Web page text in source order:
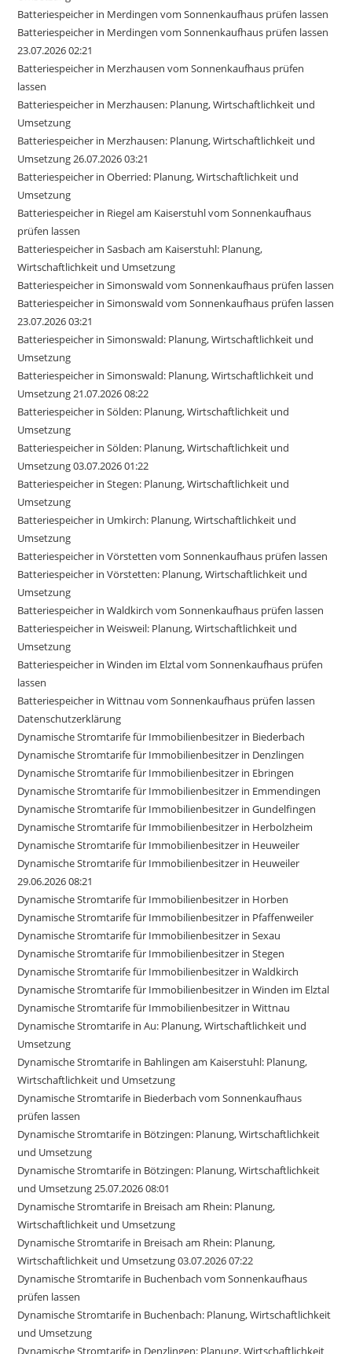
Batteriespeicher in Merdingen vom Sonnenkaufhaus prüfen lassen
Batteriespeicher in Merdingen vom Sonnenkaufhaus prüfen lassen
23.07.2026 02:21
Batteriespeicher in Merzhausen vom Sonnenkaufhaus prüfen
lassen
Batteriespeicher in Merzhausen: Planung, Wirtschaftlichkeit und
Umsetzung
Batteriespeicher in Merzhausen: Planung, Wirtschaftlichkeit und
Umsetzung 26.07.2026 03:21
Batteriespeicher in Oberried: Planung, Wirtschaftlichkeit und
Umsetzung
Batteriespeicher in Riegel am Kaiserstuhl vom Sonnenkaufhaus
prüfen lassen
Batteriespeicher in Sasbach am Kaiserstuhl: Planung,
Wirtschaftlichkeit und Umsetzung
Batteriespeicher in Simonswald vom Sonnenkaufhaus prüfen lassen
Batteriespeicher in Simonswald vom Sonnenkaufhaus prüfen lassen
23.07.2026 03:21
Batteriespeicher in Simonswald: Planung, Wirtschaftlichkeit und
Umsetzung
Batteriespeicher in Simonswald: Planung, Wirtschaftlichkeit und
Umsetzung 21.07.2026 08:22
Batteriespeicher in Sölden: Planung, Wirtschaftlichkeit und
Umsetzung
Batteriespeicher in Sölden: Planung, Wirtschaftlichkeit und
Umsetzung 03.07.2026 01:22
Batteriespeicher in Stegen: Planung, Wirtschaftlichkeit und
Umsetzung
Batteriespeicher in Umkirch: Planung, Wirtschaftlichkeit und
Umsetzung
Batteriespeicher in Vörstetten vom Sonnenkaufhaus prüfen lassen
Batteriespeicher in Vörstetten: Planung, Wirtschaftlichkeit und
Umsetzung
Batteriespeicher in Waldkirch vom Sonnenkaufhaus prüfen lassen
Batteriespeicher in Weisweil: Planung, Wirtschaftlichkeit und
Umsetzung
Batteriespeicher in Winden im Elztal vom Sonnenkaufhaus prüfen
lassen
Batteriespeicher in Wittnau vom Sonnenkaufhaus prüfen lassen
Datenschutzerklärung
Dynamische Stromtarife für Immobilienbesitzer in Biederbach
Dynamische Stromtarife für Immobilienbesitzer in Denzlingen
Dynamische Stromtarife für Immobilienbesitzer in Ebringen
Dynamische Stromtarife für Immobilienbesitzer in Emmendingen
Dynamische Stromtarife für Immobilienbesitzer in Gundelfingen
Dynamische Stromtarife für Immobilienbesitzer in Herbolzheim
Dynamische Stromtarife für Immobilienbesitzer in Heuweiler
Dynamische Stromtarife für Immobilienbesitzer in Heuweiler
29.06.2026 08:21
Dynamische Stromtarife für Immobilienbesitzer in Horben
Dynamische Stromtarife für Immobilienbesitzer in Pfaffenweiler
Dynamische Stromtarife für Immobilienbesitzer in Sexau
Dynamische Stromtarife für Immobilienbesitzer in Stegen
Dynamische Stromtarife für Immobilienbesitzer in Waldkirch
Dynamische Stromtarife für Immobilienbesitzer in Winden im Elztal
Dynamische Stromtarife für Immobilienbesitzer in Wittnau
Dynamische Stromtarife in Au: Planung, Wirtschaftlichkeit und
Umsetzung
Dynamische Stromtarife in Bahlingen am Kaiserstuhl: Planung,
Wirtschaftlichkeit und Umsetzung
Dynamische Stromtarife in Biederbach vom Sonnenkaufhaus
prüfen lassen
Dynamische Stromtarife in Bötzingen: Planung, Wirtschaftlichkeit
und Umsetzung
Dynamische Stromtarife in Bötzingen: Planung, Wirtschaftlichkeit
und Umsetzung 25.07.2026 08:01
Dynamische Stromtarife in Breisach am Rhein: Planung,
Wirtschaftlichkeit und Umsetzung
Dynamische Stromtarife in Breisach am Rhein: Planung,
Wirtschaftlichkeit und Umsetzung 03.07.2026 07:22
Dynamische Stromtarife in Buchenbach vom Sonnenkaufhaus
prüfen lassen
Dynamische Stromtarife in Buchenbach: Planung, Wirtschaftlichkeit
und Umsetzung
Dynamische Stromtarife in Denzlingen: Planung, Wirtschaftlichkeit